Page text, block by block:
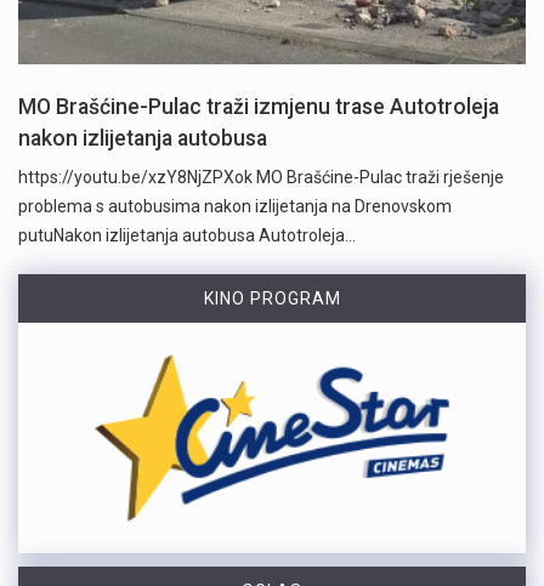
MO Brašćine-Pulac traži izmjenu trase Autotroleja
nakon izlijetanja autobusa
https://youtu.be/xzY8NjZPXok MO Brašćine-Pulac traži rješenje
problema s autobusima nakon izlijetanja na Drenovskom
putuNakon izlijetanja autobusa Autotroleja…
KINO PROGRAM